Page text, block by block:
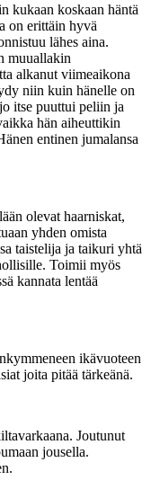
kukaan koskaan häntä
on erittäin hyvä
lähes aina.
muuallakin
alkanut viimeaikona
niin kuin hänelle on
itse puuttui peliin ja
hän aiheuttikin
entinen jumalansa
olevat haarniskat,
yhden omista
taistelija ja taikuri yhtä
Toimii myös
kannata lentää
ikävuoteen
joita pitää tärkeänä.
Joutunut
jousella.